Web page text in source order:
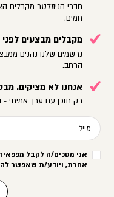
חברי הניוזלטר מקבלים
חמים.
מקבלים מבצעים לפני
נרשמים שלנו נהנים
הרחב.
אנחנו לא מציקים.
רק תוכן עם ערך אמיתי -
מייל
אני מסכים/ה לקבל
אחרת, ויודע/ת שאפשר